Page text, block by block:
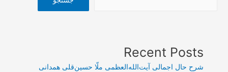
Recent Posts
شرح حال اجمالی آیت‌الله‌العظمی ملّا حسین‌قلی همدانی